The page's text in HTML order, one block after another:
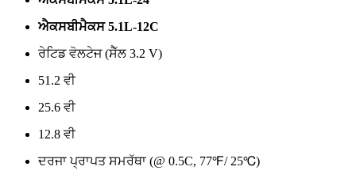
ਐਕਸਬੀਮੈਕਸ 5.1L-12C
ਰੇਟਿਡ ਵੋਲਟੇਜ (ਸੈੱਲ 3.2 V)
51.2 ਵੀ
25.6 ਵੀ
12.8 ਵੀ
ਦਰਜਾ ਪ੍ਰਾਪਤ ਸਮਰੱਥਾ (@ 0.5C, 77℉/ 25℃)